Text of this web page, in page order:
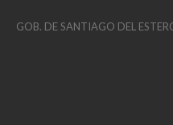
GOB. DE SANTIAGO DEL